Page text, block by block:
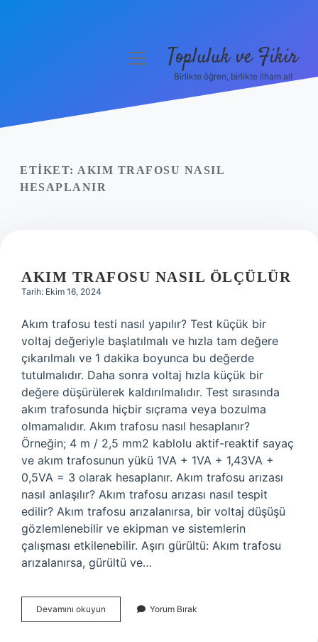
Yasal Uyarı
menüyüTopluluk ve Fikir
Birlikte öğren, birlikte ilham al!
ETIKET: AKIM TRAFOSU NASIL
HESAPLANIR
AKIM TRAFOSU NASIL ÖLÇÜLÜR
Tarih: Ekim 16, 2024
Akım trafosu testi nasıl yapılır? Test küçük bir
voltaj değeriyle başlatılmalı ve hızla tam değere
çıkarılmalı ve 1 dakika boyunca bu değerde
tutulmalıdır. Daha sonra voltaj hızla küçük bir
değere düşürülerek kaldırılmalıdır. Test sırasında
akım trafosunda hiçbir sıçrama veya bozulma
olmamalıdır. Akım trafosu nasıl hesaplanır?
Örneğin; 4 m / 2,5 mm2 kablolu aktif-reaktif sayaç
ve akım trafosunun yükü 1VA + 1VA + 1,43VA +
0,5VA = 3 olarak hesaplanır. Akım trafosu arızası
nasıl anlaşılır? Akım trafosu arızası nasıl tespit
edilir? Akım trafosu arızalanırsa, bir voltaj düşüşü
gözlemlenebilir ve ekipman ve sistemlerin
çalışması etkilenebilir. Aşırı gürültü: Akım trafosu
arızalanırsa, gürültü ve…
Devamını okuyun
Trafosu
Yorum Bırak